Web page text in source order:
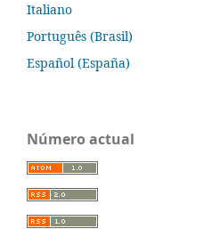
Italiano
Português (Brasil)
Español (España)
Número actual